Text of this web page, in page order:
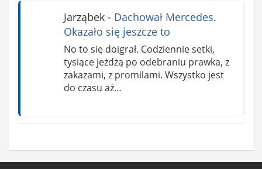
Jarząbek- Dachował Mercedes.
Okazało się jeszcze to
No to się doigrał. Codziennie setki,
tysiące jeżdżą po odebraniu prawka, z
zakazami, z promilami. Wszystko jest
do czasu aż…